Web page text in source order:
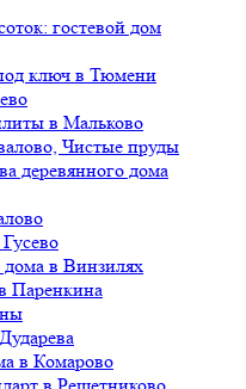
гостевой дом
под ключ в Тюмени
в Мальково
Чистые пруды
деревянного дома
дома в Винзилях
Паренкина
в Комарово